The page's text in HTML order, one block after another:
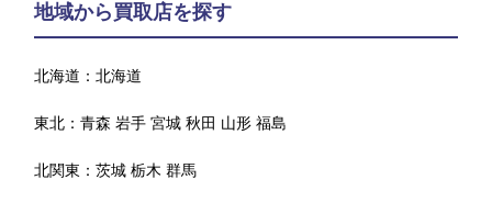
地域から買取店を探す
北海道：北海道
東北：青森 岩手 宮城 秋田 山形 福島
北関東：茨城 栃木 群馬